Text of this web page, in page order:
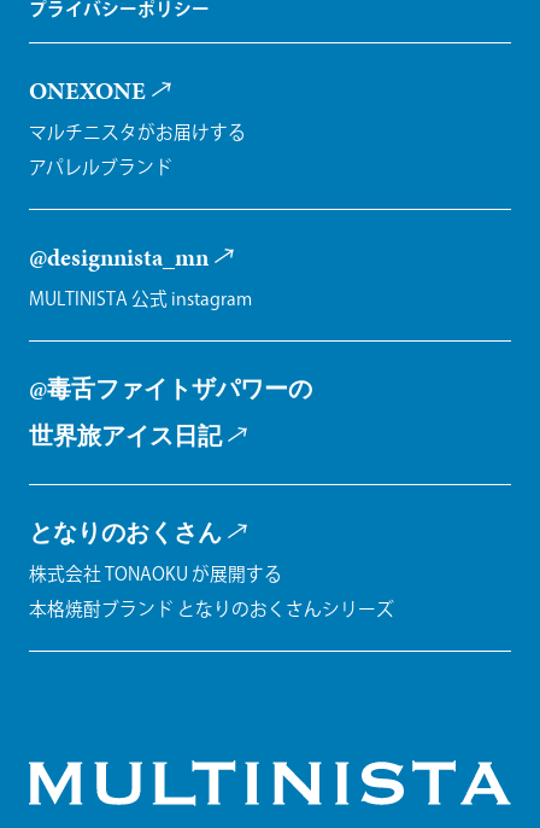
ONEXONE
マルチニスタがお届けする
アパレルブランド
@designnista_mn
MULTINISTA 公式 instagram
@毒舌ファイトザパワーの
世界旅アイス日記
となりのおくさん
株式会社 TONAOKU が展開する
本格焼酎ブランド となりのおくさんシリーズ